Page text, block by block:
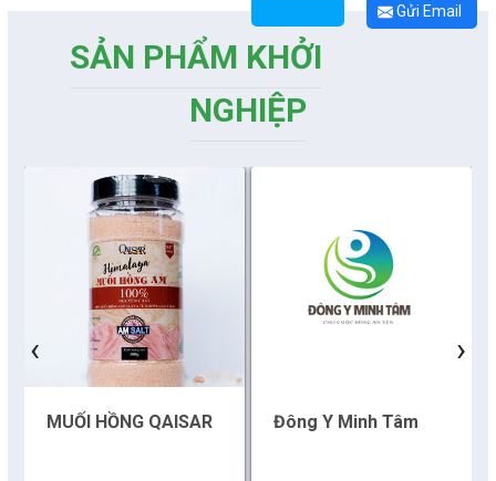
Gửi Email
SẢN PHẨM KHỞI
NGHIỆP
MUỐI HỒNG QAISAR Đông Y Minh Tâm
‹ ›
Những sáng tạo độc đáo từ “cây nhà lá vườn”
Gam màu sáng trong bức tranh khởi nghiệp đổi mới sáng tạo
Khi khoa học - công nghệ chưa có sự đột phá
Chế biến sâu – Nâng cao giá trị nông sản
“Đi tắt, đón đầu” các công nghệ mới, công nghệ tương lai